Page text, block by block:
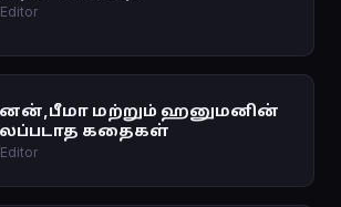
மற்றும் ஹனுமனின்
கதைகள்